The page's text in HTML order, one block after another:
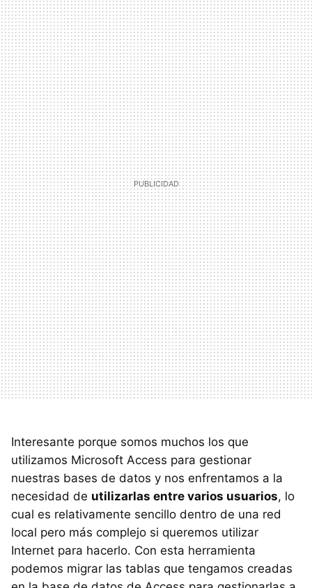
Interesante porque somos muchos los que
utilizamos Microsoft Access para gestionar
nuestras bases de datos y nos enfrentamos a la
necesidad de utilizarlas entre varios usuarios, lo
cual es relativamente sencillo dentro de una red
local pero más complejo si queremos utilizar
Internet para hacerlo. Con esta herramienta
podemos migrar las tablas que tengamos creadas